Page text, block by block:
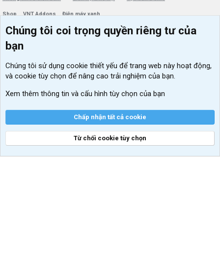
Shop VNT Addons Điện máy xanh
Menu thành viên
Đăng nhập
Diễn đàn
Kích hoạt Windows/ Office miễn phí
VIP add-ons Xenforo
Khuyến mãi và tài trợ
Chúng tôi coi trọng quyền riêng tư của
bạn
Chúng tôi sử dụng cookie thiết yếu để trang web này hoạt động,
và cookie tùy chọn để nâng cao trải nghiệm của bạn.
Xem thêm thông tin và cấu hình tùy chọn của bạn
Chấp nhận tất cả cookie
Từ chối cookie tùy chọn